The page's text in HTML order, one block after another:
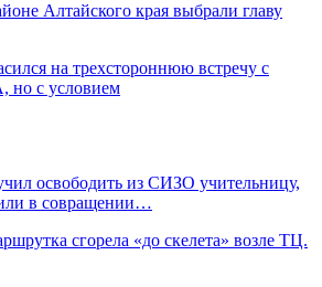
Алтайского края выбрали главу
на трехстороннюю встречу с
с условием
освободить из СИЗО учительницу,
в совращении…
сгорела «до скелета» возле ТЦ.